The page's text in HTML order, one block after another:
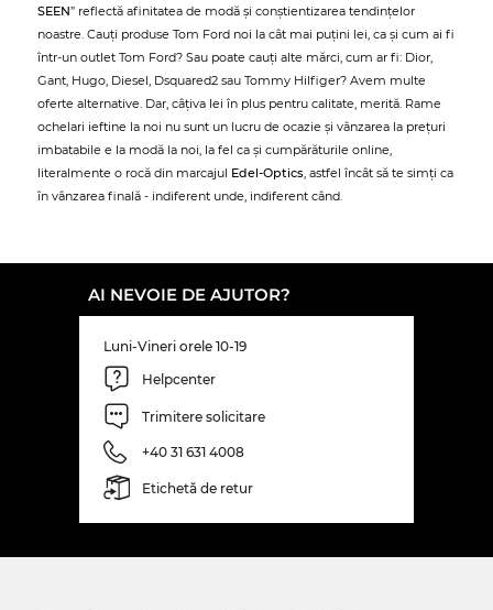
SEEN” reflectă afinitatea de modă și conștientizarea tendințelor
noastre. Cauți produse Tom Ford noi la cât mai puțini lei, ca și cum ai fi
într-un outlet Tom Ford? Sau poate cauți alte mărci, cum ar fi: Dior,
Gant, Hugo, Diesel, Dsquared2 sau Tommy Hilfiger? Avem multe
oferte alternative. Dar, câțiva lei în plus pentru calitate, merită. Rame
ochelari ieftine la noi nu sunt un lucru de ocazie și vânzarea la prețuri
imbatabile e la modă la noi, la fel ca și cumpărăturile online,
literalmente o rocă din marcajul Edel-Optics, astfel încât să te simți ca
în vânzarea finală - indiferent unde, indiferent când.
AI NEVOIE DE AJUTOR?
Luni-Vineri orele 10-19
Helpcenter
Trimitere solicitare
+40 31 631 4008
Etichetă de retur